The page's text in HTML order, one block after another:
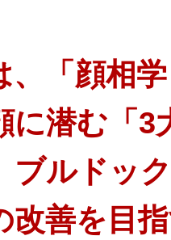
、「顔相
に潜む「3
ブルドッ
改善を目